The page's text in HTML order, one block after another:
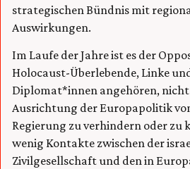
strategischen Bündnis mit
Auswirkungen.
Im Laufe der Jahre ist es der
Holocaust-Überlebende, Linke
Diplomat*innen angehören, nicht
Ausrichtung der Europapolitik
Regierung zu verhindern oder zu
wenig Kontakte zwischen der
Zivilgesellschaft und den in